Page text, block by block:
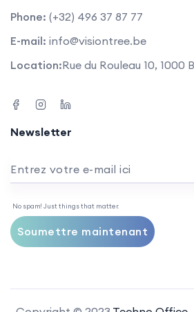
Phone: (+32) 496 37 87 77
E-mail: info@visiontree.be
Location:Rue du Rouleau 10, 1000
Newsletter
Entrez votre e-mail ici
No spam! Just things that matter.
Soumettre maintenant